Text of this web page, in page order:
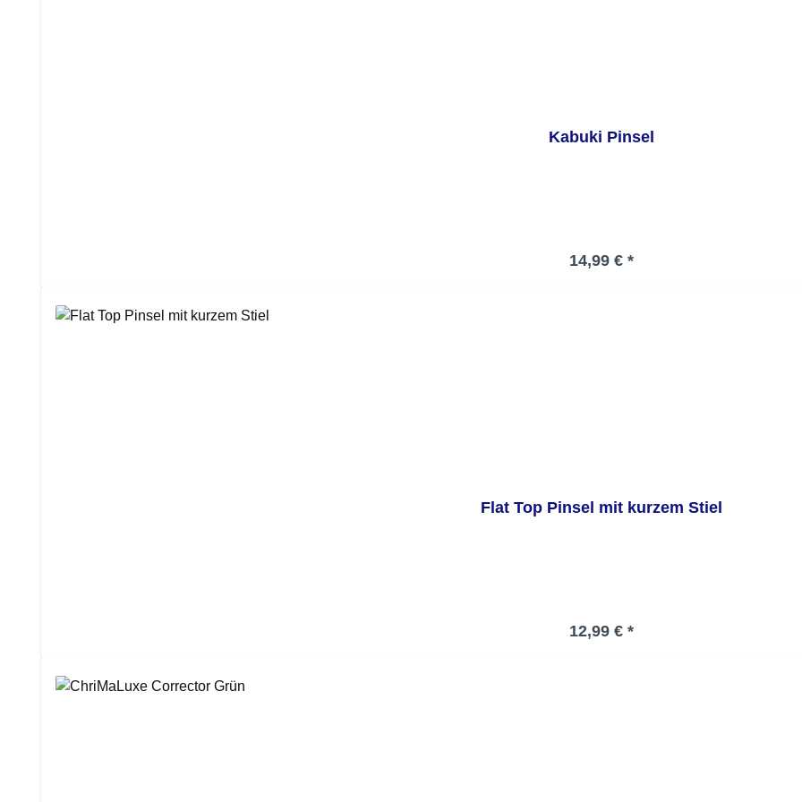
Kabuki Pinsel
Regulärer Preis:
14,99 € *
Flat Top Pinsel mit kurzem Stiel
Regulärer Preis:
12,99 € *